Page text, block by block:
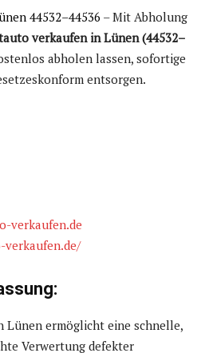
44532–44536 – Mit Abholung
verkaufen in Lünen (44532–
abholen lassen, sofortige
entsorgen.
verkaufen.de
Lünen ermöglicht eine schnelle,
Verwertung defekter